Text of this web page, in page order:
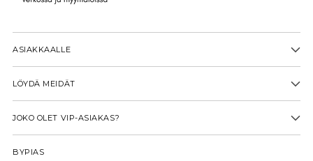
ASIAKKAALLE
LÖYDÄ MEIDÄT
JOKO OLET VIP-ASIAKAS?
BYPIAS